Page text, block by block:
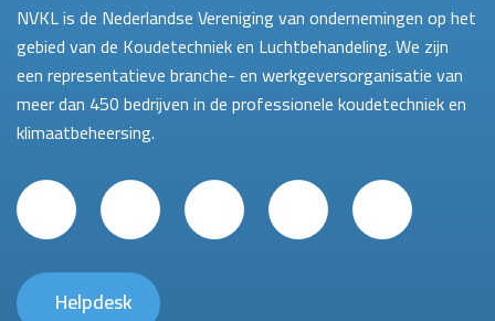
NVKL is de Nederlandse Vereniging van ondernemingen op het
gebied van de Koudetechniek en Luchtbehandeling. We zijn
een representatieve branche- en werkgeversorganisatie van
meer dan 450 bedrijven in de professionele koudetechniek en
klimaatbeheersing.
Helpdesk